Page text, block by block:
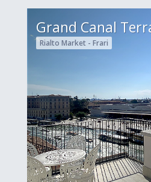
Grand Canal
Rialto Market - Frari